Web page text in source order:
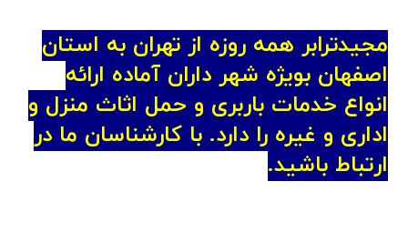
مجیدترابر همه روزه از تهران به استان
اصفهان بویژه شهر داران آماده ارائه
انواع خدمات باربری و حمل اثاث منزل و
اداری و غیره را دارد. با کارشناسان ما در
ارتباط باشید.